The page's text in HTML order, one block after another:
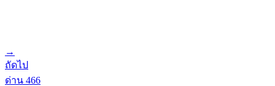
→
ถัดไป
ด่าน 466